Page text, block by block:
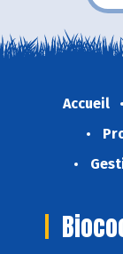
Accueil